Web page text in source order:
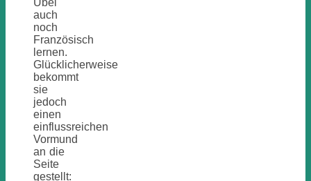
auch
noch
Französisch
lernen.
Glücklicherweise
bekommt
sie
jedoch
einen
einflussreichen
Vormund
an die
Seite
gestellt: